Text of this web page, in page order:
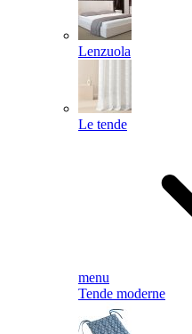
Lenzuola
Le tende
menu
Tende moderne